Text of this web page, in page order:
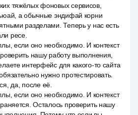
тяжёлых фоновых сервисов,
а обычные эндифай корни
разделами. Теперь у нас есть
ресе.
если оно необходимо. И контекст
нашу работу выполнения,
интерфейс для какого-то сайта
нужно протестировать.
да, после её.
если оно необходимо. И контекст
Осталось проверить нашу